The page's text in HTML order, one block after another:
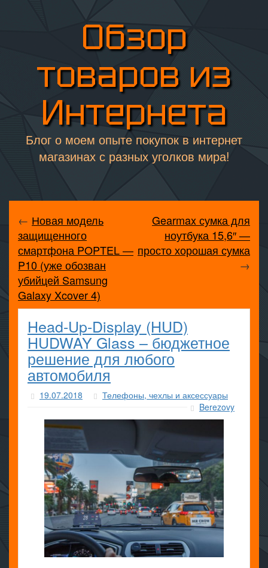
Обзор
товаров из
Интернета
Блог о моем опыте покупок в интернет
магазинах с разных уголков мира!
← Новая модель
защищенного
смартфона POPTEL —
P10 (уже обозван
убийцей Samsung
Galaxy Xcover 4)
Gearmax сумка для
ноутбука 15,6″ —
просто хорошая сумка
→
Head-Up-Display (HUD)
HUDWAY Glass – бюджетное
решение для любого
автомобиля
19.07.2018
Телефоны, чехлы и аксессуары
Berezovy